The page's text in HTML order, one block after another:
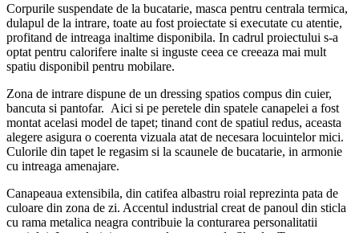
Corpurile suspendate de la bucatarie, masca pentru centrala termica,
dulapul de la intrare, toate au fost proiectate si executate cu atentie,
profitand de intreaga inaltime disponibila. In cadrul proiectului s-a
optat pentru calorifere inalte si inguste ceea ce creeaza mai mult
spatiu disponibil pentru mobilare.
Zona de intrare dispune de un dressing spatios compus din cuier,
bancuta si pantofar. Aici si pe peretele din spatele canapelei a fost
montat acelasi model de tapet; tinand cont de spatiul redus, aceasta
alegere asigura o coerenta vizuala atat de necesara locuintelor mici.
Culorile din tapet le regasim si la scaunele de bucatarie, in armonie
cu intreaga amenajare.
Canapeaua extensibila, din catifea albastru roial reprezinta pata de
culoare din zona de zi. Accentul industrial creat de panoul din sticla
cu rama metalica neagra contribuie la conturarea personalitatii